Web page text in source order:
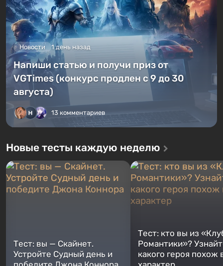
Новости 1 день назад
Напиши статью и получи приз от
VGTimes (конкурс продлен с 9 до 30
августа)
13 комментариев
Новые тесты каждую неделю
Тест: вы — Скайнет.
Устройте Судный день и
Тест: кто вы из
Романтики»?
какого героя похож